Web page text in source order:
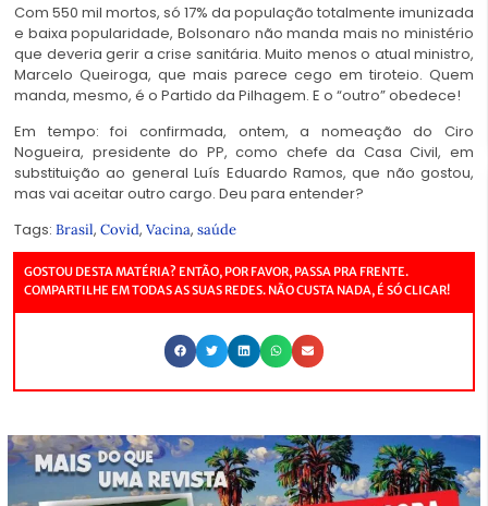
Com 550 mil mortos, só 17% da população totalmente imunizada
e baixa popularidade, Bolsonaro não manda mais no ministério
que deveria gerir a crise sanitária. Muito menos o atual ministro,
Marcelo Queiroga, que mais parece cego em tiroteio. Quem
manda, mesmo, é o Partido da Pilhagem. E o “outro” obedece!
Em tempo: foi confirmada, ontem, a nomeação do Ciro
Nogueira, presidente do PP, como chefe da Casa Civil, em
substituição ao general Luís Eduardo Ramos, que não gostou,
mas vai aceitar outro cargo. Deu para entender?
Tags: Brasil, Covid, Vacina, saúde
GOSTOU DESTA MATÉRIA? ENTÃO, POR FAVOR, PASSA PRA FRENTE.
COMPARTILHE EM TODAS AS SUAS REDES. NÃO CUSTA NADA, É SÓ CLICAR!